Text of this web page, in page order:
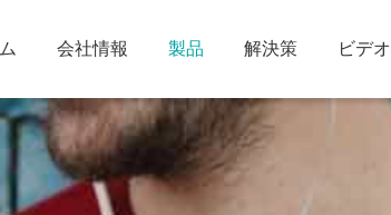
会社情報 製品 解決策 ビデオ